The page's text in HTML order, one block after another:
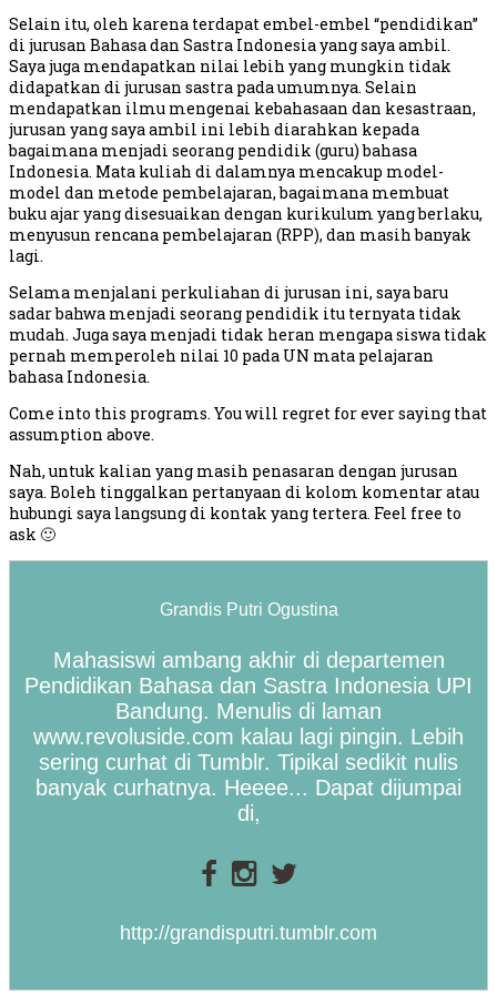
Selain itu, oleh karena terdapat embel-embel “pendidikan”
di jurusan Bahasa dan Sastra Indonesia yang saya ambil.
Saya juga mendapatkan nilai lebih yang mungkin tidak
didapatkan di jurusan sastra pada umumnya. Selain
mendapatkan ilmu mengenai kebahasaan dan kesastraan,
jurusan yang saya ambil ini lebih diarahkan kepada
bagaimana menjadi seorang pendidik (guru) bahasa
Indonesia. Mata kuliah di dalamnya mencakup model-
model dan metode pembelajaran, bagaimana membuat
buku ajar yang disesuaikan dengan kurikulum yang berlaku,
menyusun rencana pembelajaran (RPP), dan masih banyak
lagi.
Selama menjalani perkuliahan di jurusan ini, saya baru
sadar bahwa menjadi seorang pendidik itu ternyata tidak
mudah. Juga saya menjadi tidak heran mengapa siswa tidak
pernah memperoleh nilai 10 pada UN mata pelajaran
bahasa Indonesia.
Come into this programs. You will regret for ever saying that
assumption above.
Nah, untuk kalian yang masih penasaran dengan jurusan
saya. Boleh tinggalkan pertanyaan di kolom komentar atau
hubungi saya langsung di kontak yang tertera. Feel free to
ask 🙂
Grandis Putri Ogustina
Mahasiswi ambang akhir di departemen
Pendidikan Bahasa dan Sastra Indonesia UPI
Bandung. Menulis di laman
www.revoluside.com kalau lagi pingin. Lebih
sering curhat di Tumblr. Tipikal sedikit nulis
banyak curhatnya. Heeee... Dapat dijumpai
di,
http://grandisputri.tumblr.com